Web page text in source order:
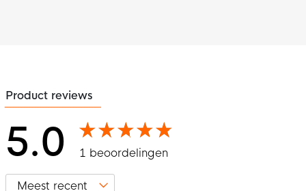
Product reviews
5.0 1 beoordelingen